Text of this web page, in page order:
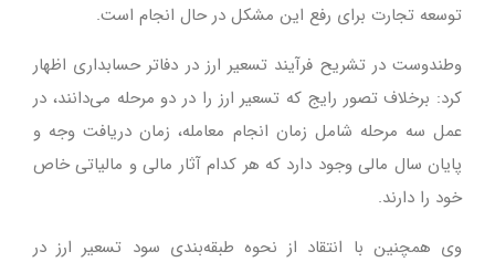
توسعه تجارت برای رفع این مشکل در حال انجام است.
وطندوست در تشریح فرآیند تسعیر ارز در دفاتر حسابداری اظهار
کرد: برخلاف تصور رایج که تسعیر ارز را در دو مرحله می‌دانند، در
عمل سه مرحله شامل زمان انجام معامله، زمان دریافت وجه و
پایان سال مالی وجود دارد که هر کدام آثار مالی و مالیاتی خاص
خود را دارند.
وی همچنین با انتقاد از نحوه طبقه‌بندی سود تسعیر ارز در